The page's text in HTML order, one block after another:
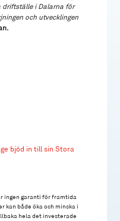
driftställe i Dalarna för
och utvecklingen
bjöd in till sin Stora
ingen garanti för framtida
kan både öka och minska i
hela det investerade